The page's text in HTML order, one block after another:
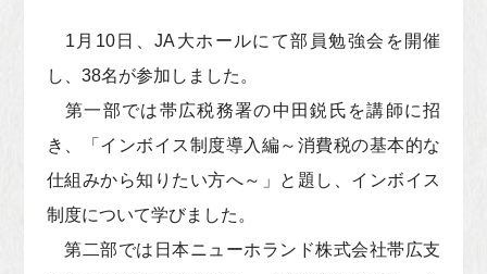
1月10日、JA大ホールにて部員勉強会を開催
し、38名が参加しました。
第一部では帯広税務署の中田鋭氏を講師に招
き、「インボイス制度導入編～消費税の基本的な
仕組みから知りたい方へ～」と題し、インボイス
制度について学びました。
第二部では日本ニューホランド株式会社帯広支